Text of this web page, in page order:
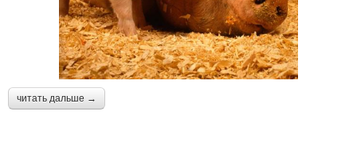
читать дальше →